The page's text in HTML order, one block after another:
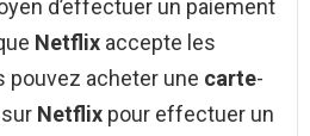
d’effectuer un paiement
Netflix accepte les
pouvez acheter une carte-
Netflix pour effectuer un